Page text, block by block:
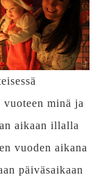
minä ja
aikaan illalla
vuoden aikana
päiväsaikaan